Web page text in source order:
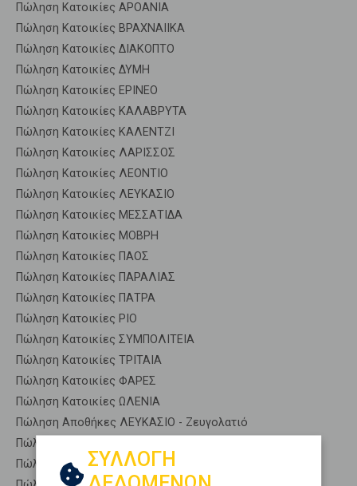
Πώληση Κατοικίες ΑΡΟΑΝΙΑ
Πώληση Κατοικίες ΒΡΑΧΝΑΙΙΚΑ
Πώληση Κατοικίες ΔΙΑΚΟΠΤΟ
Πώληση Κατοικίες ΔΥΜΗ
Πώληση Κατοικίες ΕΡΙΝΕΟ
Πώληση Κατοικίες ΚΑΛΑΒΡΥΤΑ
Πώληση Κατοικίες ΚΑΛΕΝΤΖΙ
Πώληση Κατοικίες ΛΑΡΙΣΣΟΣ
Πώληση Κατοικίες ΛΕΟΝΤΙΟ
Πώληση Κατοικίες ΛΕΥΚΑΣΙΟ
Πώληση Κατοικίες ΜΕΣΣΑΤΙΔΑ
Πώληση Κατοικίες ΜΟΒΡΗ
Πώληση Κατοικίες ΠΑΟΣ
Πώληση Κατοικίες ΠΑΡΑΛΙΑΣ
Πώληση Κατοικίες ΠΑΤΡΑ
Πώληση Κατοικίες ΡΙΟ
Πώληση Κατοικίες ΣΥΜΠΟΛΙΤΕΙΑ
Πώληση Κατοικίες ΤΡΙΤΑΙΑ
Πώληση Κατοικίες ΦΑΡΕΣ
Πώληση Κατοικίες ΩΛΕΝΙΑ
Πώληση Αποθήκες ΛΕΥΚΑΣΙΟ - Ζευγολατιό
Πώληση Γκαρσονιέρες ΛΕΥΚΑΣΙΟ - Ζευγολατιό
Πώληση Διαμερίσματα ΛΕΥΚΑΣΙΟ - Ζευγολατιό
ΣΥΛΛΟΓΗ